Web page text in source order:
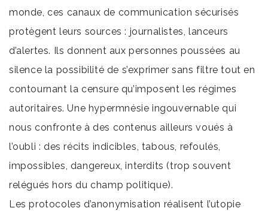
monde, ces canaux de communication sécurisés
protègent leurs sources : journalistes, lanceurs
d’alertes. Ils donnent aux personnes poussées au
silence la possibilité de s’exprimer sans filtre tout en
contournant la censure qu’imposent les régimes
autoritaires. Une hypermnésie ingouvernable qui
nous confronte à des contenus ailleurs voués à
l’oubli : des récits indicibles, tabous, refoulés,
impossibles, dangereux, interdits (trop souvent
relégués hors du champ politique).
Les protocoles d’anonymisation réalisent l’utopie